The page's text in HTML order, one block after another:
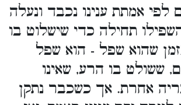
לפי אמתת ענינו נכבד ונעלה
תחילה כדי שישלוט בו
שהוא שפל - הוא שפל
ששולט בו הרע, שאינו
אחרת. אך כשכבר נתקן